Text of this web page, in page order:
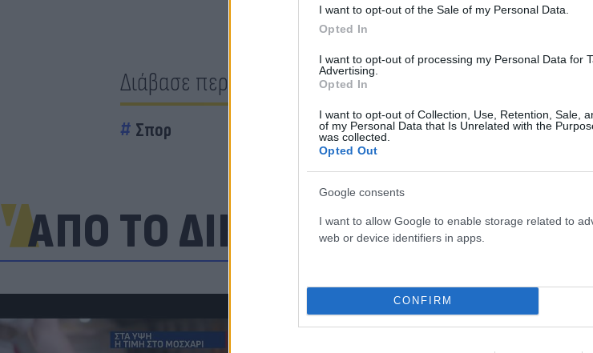
I want to opt-out of the Sale of my Personal Data.
Opted In
I want to opt-out of processing my Personal Data for
Advertising.
Opted In
I want to opt-out of Collection, Use, Retention, Sale,
of my Personal Data that Is Unrelated with the
was collected.
Opted Out
Google consents
I want to allow Google to enable storage related to
web or device identifiers in apps.
CONFIRM
Διάβασε περισσότερα
Σπορ
ΑΠΟ ΤΟ ΔΙΚΤΥΟ